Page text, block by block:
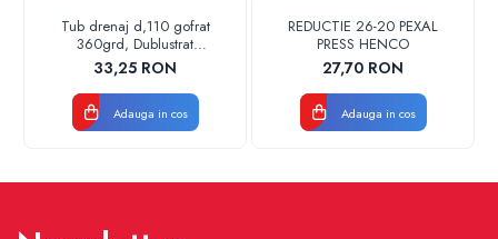
Tub drenaj d,110 gofrat
360grd, Dublustrat
verde/negru 110152 Drainkit
33,25 RON
Adauga in cos
REDUCTIE 26-20 PEXAL
PRESS HENCO
27,70 RON
Adauga in cos